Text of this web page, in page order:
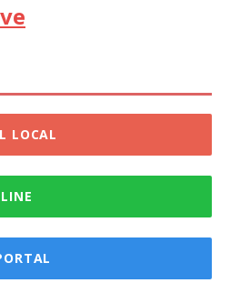
LOCAL